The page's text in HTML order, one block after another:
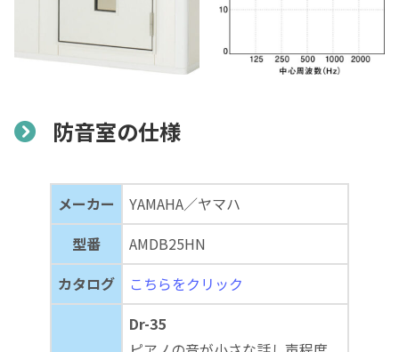
防音室の仕様
メーカー
YAMAHA／ヤマハ
型番
AMDB25HN
カタログ
こちらをクリック
Dr-35